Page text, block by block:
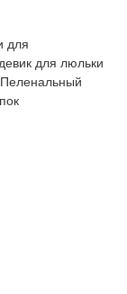
для
для люльки
Пеленальный